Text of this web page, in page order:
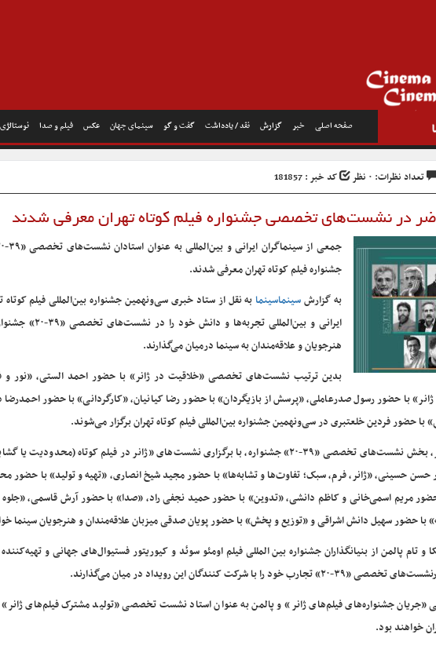
صفحه اصلی خبر گزارش نقد / یادداشت گفت و گو سینمای جهان عکس فیلم و صدا نوستالژی
تعداد نظرات: ۰ نظر کد خبر : 181857
در نشست‌های تخصصی جشنواره فیلم کوتاه تهران معرفی شدند
جشنواره فیلم کوتاه تهران معرفی شدند.
به گزارشسینماسینما
ایرانی و بین‌المللی تجربه‌ها
هنرجویان و علاقه‌مندان به سینما درمیان می‌گذارند.
بدین ترتیب نشست‌های تخصصی «خلاقیت در ژانر» با حضور احمد الستی، «نور و
حضور فردین خلعتبری در سی‌ونهمین جشنواره بین‌المللی فیلم کوتاه تهران برگزار می‌شوند.
همچنین در عناوین و سرفصل‌های دیگر، بخش نشست‌های تخصصی «۳۹-۲۰» جشنواره، با برگزاری نشست‌های «ژانر در فیلم کوتاه
حسن حسینی، «ژانر، فرم، سبک؛ تفاوت‌ها و تشابه‌ها» با حضور مجید شیخ انصاری، «تهیه و تولید» با حضور
حضور مریم اسمی‌خانی و کاظم دانشی، «تدوین» با حضور حمید نجفی ­راد، «صدا» با حضور آرش قاسمی،
حضور سهیل دانش اشراقی و «توزیع و پخش» با حضور پویان صدقی میزبان علاقه‌مندان و هنرجویان سینما
و تام پالمن از بنیان­گذاران جشنواره بین ­المللی فیلم اومئو سوئد و کیوریتور فستیوال‌های جهانی و
کنندگان این رویداد در میان می‌گذارند.
جشنواره‌های فیلم‌­های ژانر» و پالمن به عنوان استاد نشست‌ تخصصی «تولید مشترک فیلم‌­های
خواهند بود.